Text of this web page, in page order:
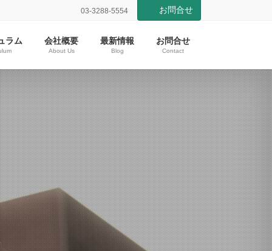
03-3288-5554 お問合せ
ラム 会社概要
About Us
最新情報
Blog
お問合せ
Contact